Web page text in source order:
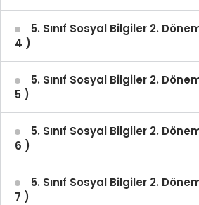
5. Sınıf Sosyal Bilgiler 2.
4 )
5. Sınıf Sosyal Bilgiler 2.
5 )
5. Sınıf Sosyal Bilgiler 2.
6 )
5. Sınıf Sosyal Bilgiler 2.
7 )